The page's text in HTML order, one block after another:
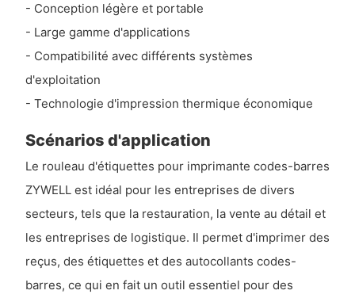
- Conception légère et portable
- Large gamme d'applications
- Compatibilité avec différents systèmes
d'exploitation
- Technologie d'impression thermique économique
Scénarios d'application
Le rouleau d'étiquettes pour imprimante codes-barres
ZYWELL est idéal pour les entreprises de divers
secteurs, tels que la restauration, la vente au détail et
les entreprises de logistique. Il permet d'imprimer des
reçus, des étiquettes et des autocollants codes-
barres, ce qui en fait un outil essentiel pour des